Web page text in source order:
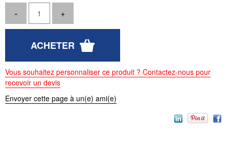
Vous souhaitez personnaliser ce produit ? Contactez-nous pour
recevoir un devis
Envoyer cette page à un(e) ami(e)